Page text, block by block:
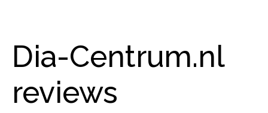
Dia-Centrum.nl
reviews